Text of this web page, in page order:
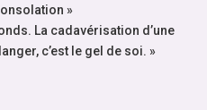
»
La cadavérisation d’une
c’est le gel de soi. »